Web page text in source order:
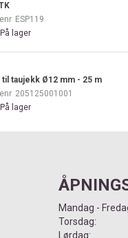
ESP119
På lager
til taujekk Ø12 mm - 25 m
205125001001
På lager
Mandag -
Torsdag:
Lørdag: